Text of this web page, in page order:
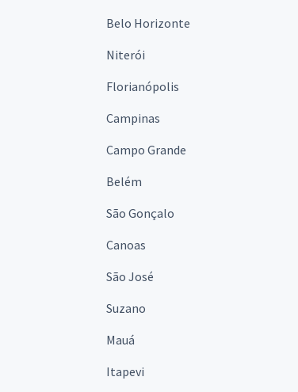
Belo Horizonte
Niterói
Florianópolis
Campinas
Campo Grande
Belém
São Gonçalo
Canoas
São José
Suzano
Mauá
Itapevi